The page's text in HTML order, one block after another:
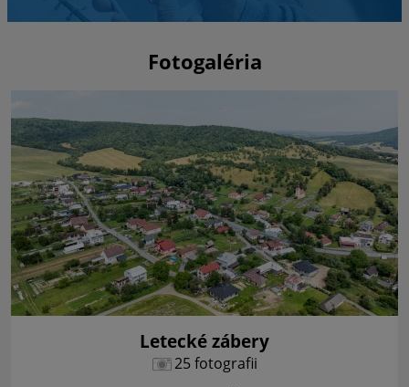
Fotogaléria
Letecké zábery
25 fotografii